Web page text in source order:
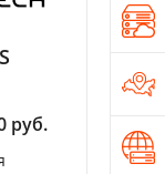
руб.